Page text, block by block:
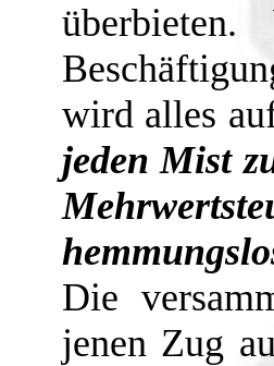
wird alles
jeden Mist
Die
jenen Zug